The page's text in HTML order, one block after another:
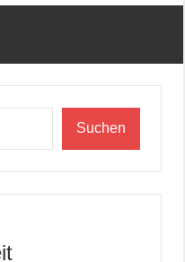
Suchen